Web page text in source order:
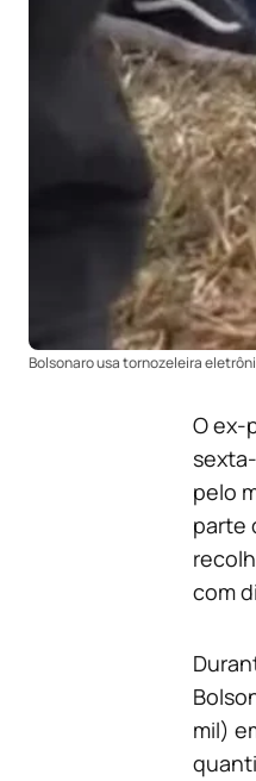
Bolsonaro usa tornozeleira
O ex-
pelo
parte
com
mil)